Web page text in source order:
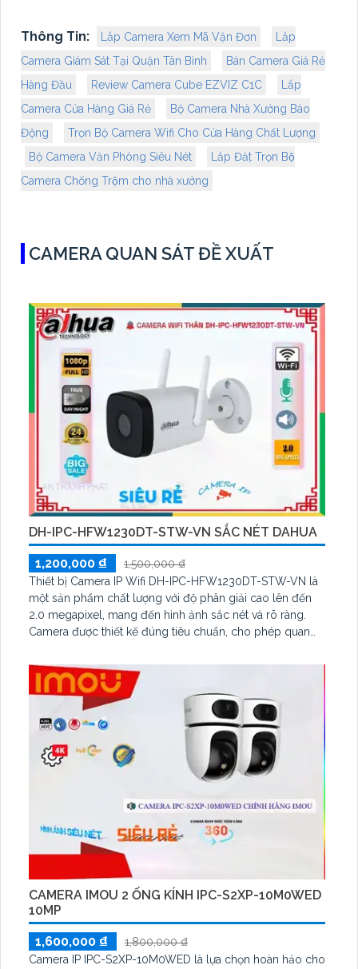
Thông Tin: Lắp Camera Xem Mã Vận Đơn
Lắp
Camera Giám Sát Tại Quận Tân Bình
Bán Camera Giá Rẻ
Hàng Đầu
Review Camera Cube EZVIZ C1C
Lắp
Camera Cửa Hàng Giá Rẻ
Bộ Camera Nhà Xưởng Báo
Động
Trọn Bộ Camera Wifi Cho Cửa Hàng Chất Lượng
Bộ Camera Văn Phòng Siêu Nét
Lắp Đặt Trọn Bộ
Camera Chống Trộm cho nhà xưởng
CAMERA QUAN SÁT ĐỀ XUẤT
DH-IPC-HFW1230DT-STW-VN SẮC NÉT DAHUA
1,200,000 ₫
1,500,000 ₫
Thiết bị Camera IP Wifi DH-IPC-HFW1230DT-STW-VN là
một sản phẩm chất lượng với độ phân giải cao lên đến
2.0 megapixel, mang đến hình ảnh sắc nét và rõ ràng.
Camera được thiết kế đúng tiêu chuẩn, cho phép quan
công nghệ IP Wifi giúp truyền tải dữ liệu mạnh mẽ mà
không giảm chất lượng hình ảnh
CAMERA IMOU 2 ỐNG KÍNH IPC-S2XP-10M0WED
10MP
1,600,000 ₫
1,800,000 ₫
Camera IP IPC-S2XP-10M0WED là lựa chọn hoàn hảo cho